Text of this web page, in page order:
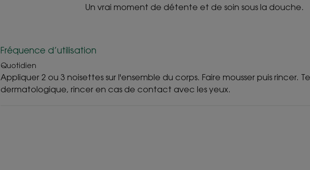
Un vrai moment de détente et de soin sous la douche.
Fréquence d’utilisation
Quotidien
Appliquer 2 ou 3 noisettes sur l'ensemble du corps. Faire mousser puis rincer.
dermatologique, rincer en cas de contact avec les yeux.